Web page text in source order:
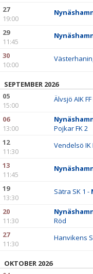
27
19:00
29
11:45
30
10:00
SEPTEMBER 2026
05
15:00
Älvsjö AIK
06
13:00
Pojkar FK 2
12
11:30
Vendelsö IK
13
11:45
19
13:30
Sätra SK 1 -
20
11:30
Röd
27
11:30
Hanvikens
OKTOBER 2026